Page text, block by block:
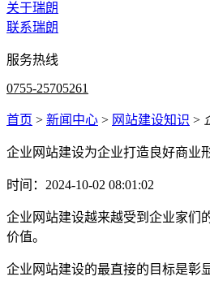
关于瑞朗
联系瑞朗
服务热线
0755-25705261
首页 > 新闻中心 > 网站建设知识 >
企业网站建设为企业打造良好商业
时间：2024-10-02 08:01:02
企业网站建设越来越受到企业家们
价值。
企业网站建设的最直接的目标是彰